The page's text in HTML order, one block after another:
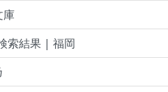
庫
索結果 | 福岡